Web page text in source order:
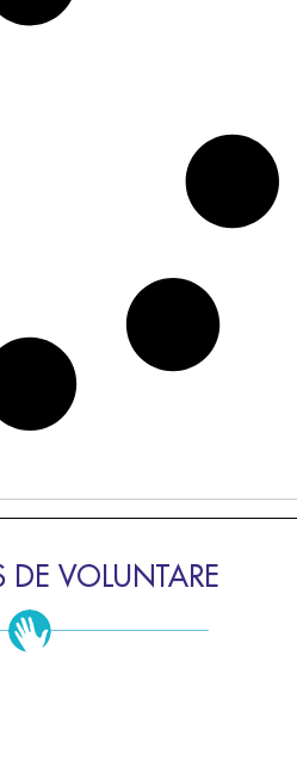
DE VOLUNTARE